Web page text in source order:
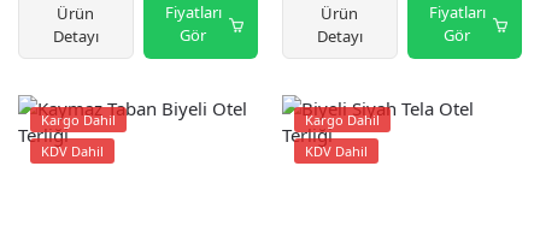
Ürün
Detayı
Fiyatları
Gör
Ürün
Detayı
Fiyatları
Gör
Kargo Dahil
KDV Dahil
Kargo Dahil
KDV Dahil